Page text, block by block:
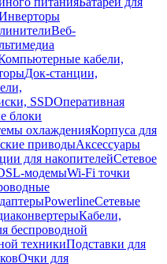
Веб-
кабели,
Док-станции,
SSDОперативная
блоки
охлажденияКорпуса для
приводыАксессуары
для накопителейСетевое
модемыWi-Fi точки
PowerlineСетевые
Кабели,
беспроводной
техникиПодставки для
Очки для